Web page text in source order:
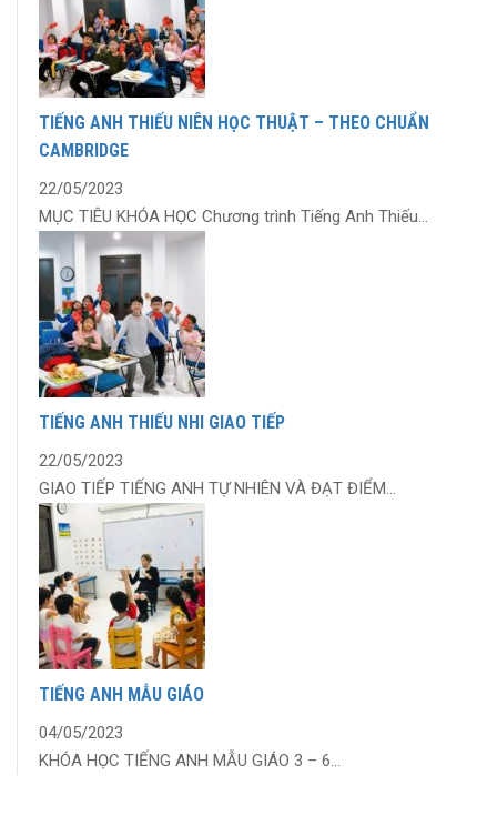
TIẾNG ANH THIẾU NIÊN HỌC THUẬT – THEO CHUẨN
CAMBRIDGE
22/05/2023
MỤC TIÊU KHÓA HỌC Chương trình Tiếng Anh Thiếu...
TIẾNG ANH THIẾU NHI GIAO TIẾP
22/05/2023
GIAO TIẾP TIẾNG ANH TỰ NHIÊN VÀ ĐẠT ĐIỂM...
TIẾNG ANH MẪU GIÁO
04/05/2023
KHÓA HỌC TIẾNG ANH MẪU GIÁO 3 – 6...